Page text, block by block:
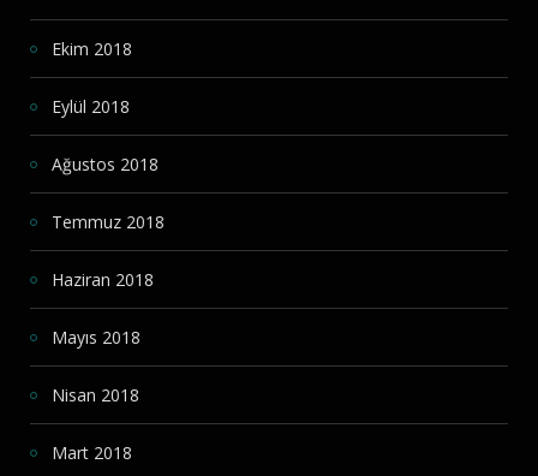
Ekim 2018
Eylül 2018
Ağustos 2018
Temmuz 2018
Haziran 2018
Mayıs 2018
Nisan 2018
Mart 2018